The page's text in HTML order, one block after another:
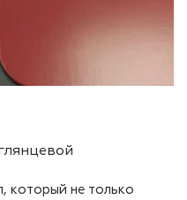
который не только